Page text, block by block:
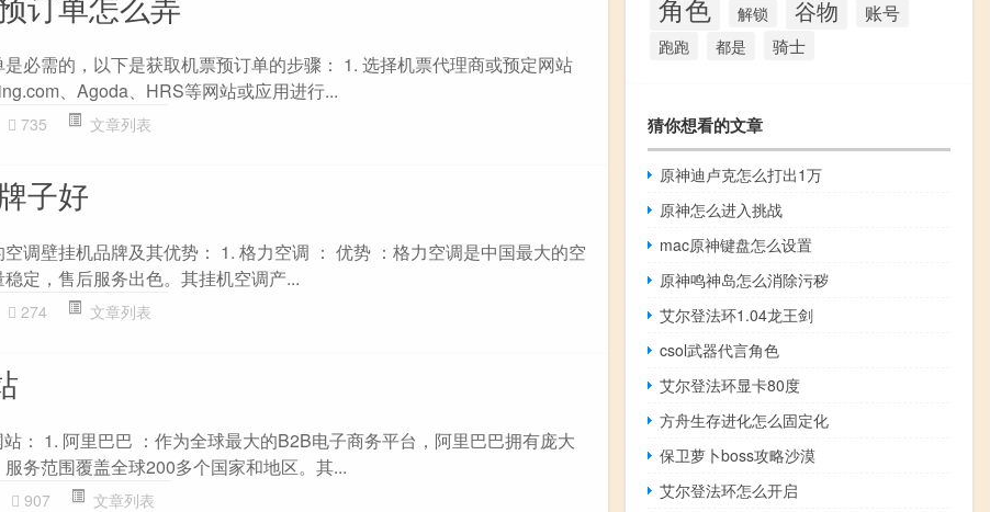
必需的，以下是获取机票预订单的步骤： 1. 选择机票代理商或预定网站
、Agoda、HRS等网站或应用进行...
735 文章列表
子好
调壁挂机品牌及其优势： 1. 格力空调 ： 优势 ：格力空调是中国最大的空
定，售后服务出色。其挂机空调产...
274 文章列表
： 1. 阿里巴巴 ：作为全球最大的B2B电子商务平台，阿里巴巴拥有庞大
务范围覆盖全球200多个国家和地区。其...
907 文章列表
角色 解锁 谷物 账号
跑跑 都是 骑士
猜你想看的文章
原神迪卢克怎么打出1万
原神怎么进入挑战
mac原神键盘怎么设置
原神鸣神岛怎么消除污秽
艾尔登法环1.04龙王剑
csol武器代言角色
艾尔登法环显卡80度
方舟生存进化怎么固定化
保卫萝卜boss攻略沙漠
艾尔登法环怎么开启